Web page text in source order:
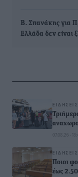
Β. Σπανάκης για
Ελλάδα δεν είναι
ΕΙΔΉΣΕΙΣ
07.08.26 ·
ΕΙΔΉΣΕΙΣ
Ποιοι
έως